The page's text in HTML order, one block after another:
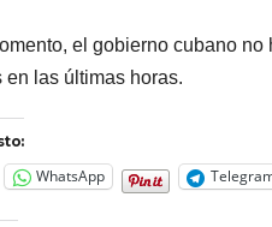
el gobierno cubano
en las últimas horas.
WhatsApp